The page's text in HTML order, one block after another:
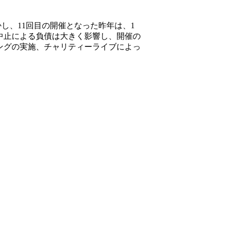
し、11回目の開催となった昨年は、1
による負債は大きく影響し、開催の
の実施、チャリティーライブによっ